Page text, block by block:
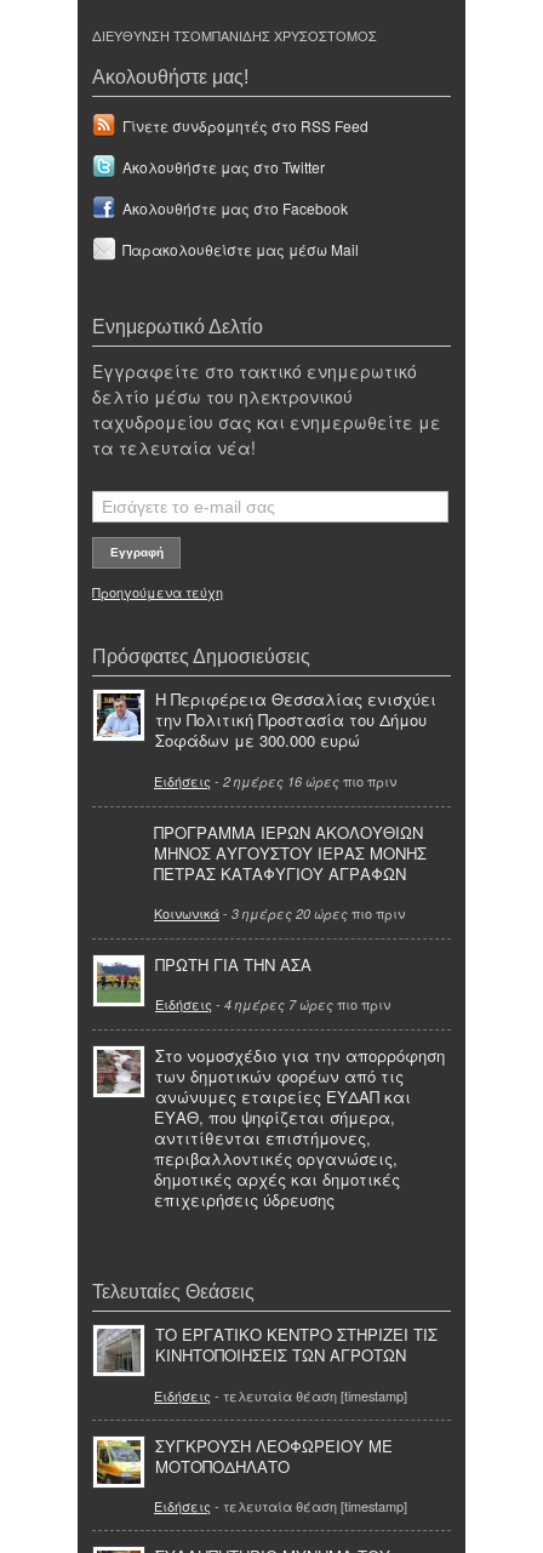
ΔΙΕΥΘΥΝΣΗ ΤΣΟΜΠΑΝΙΔΗΣ ΧΡΥΣΟΣΤΟΜΟΣ
Ακολουθήστε μας!
Γίνετε συνδρομητές στο RSS Feed
Ακολουθήστε μας στο Twitter
Ακολουθήστε μας στο Facebook
Παρακολουθείστε μας μέσω Mail
Ενημερωτικό Δελτίο
Εγγραφείτε στο τακτικό ενημερωτικό
δελτίο μέσω του ηλεκτρονικού
ταχυδρομείου σας και ενημερωθείτε με
τα τελευταία νέα!
Προηγούμενα τεύχη
Πρόσφατες Δημοσιεύσεις
Η Περιφέρεια Θεσσαλίας ενισχύει
την Πολιτική Προστασία του Δήμου
Σοφάδων με 300.000 ευρώ
Ειδήσεις - 2 ημέρες 16 ώρες πιο πριν
ΠΡΟΓΡΑΜΜΑ ΙΕΡΩΝ ΑΚΟΛΟΥΘΙΩΝ
ΜΗΝΟΣ ΑΥΓΟΥΣΤΟΥ ΙΕΡΑΣ ΜΟΝΗΣ
ΠΕΤΡΑΣ ΚΑΤΑΦΥΓΙΟΥ ΑΓΡΑΦΩΝ
Κοινωνικά- 3 ημέρες 20 ώρες πιο πριν
ΠΡΩΤΗ ΓΙΑ ΤΗΝ ΑΣΑ
Ειδήσεις - 4 ημέρες 7 ώρες πιο πριν
Στο νομοσχέδιο για την απορρόφηση
των δημοτικών φορέων από τις
ανώνυμες εταιρείες ΕΥΔΑΠ και
ΕΥΑΘ, που ψηφίζεται σήμερα,
αντιτίθενται επιστήμονες,
περιβαλλοντικές οργανώσεις,
δημοτικές αρχές και δημοτικές
επιχειρήσεις ύδρευσης
Τελευταίες Θεάσεις
ΤΟ ΕΡΓΑΤΙΚΟ ΚΕΝΤΡΟ ΣΤΗΡΙΖΕΙ ΤΙΣ
ΚΙΝΗΤΟΠΟΙΗΣΕΙΣ ΤΩΝ ΑΓΡΟΤΩΝ
Ειδήσεις - τελευταία θέαση [timestamp]
ΣΥΓΚΡΟΥΣΗ ΛΕΟΦΩΡΕΙΟΥ ΜΕ
ΜΟΤΟΠΟΔΗΛΑΤΟ
Ειδήσεις - τελευταία θέαση [timestamp]